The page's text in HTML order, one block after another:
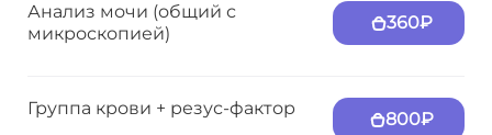
Анализ мочи (общий с
микроскопией)
360₽
Группа крови + резус-фактор
800₽